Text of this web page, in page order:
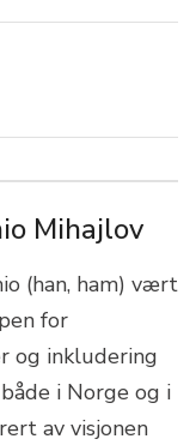
Mihajlov
(han, ham) vært
for
og inkludering
i Norge og i
av visjonen